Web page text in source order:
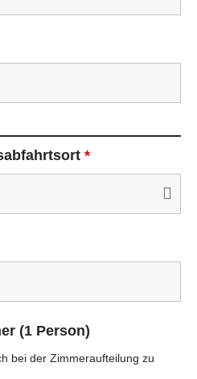
*
(1 Person)
bei der Zimmeraufteilung zu